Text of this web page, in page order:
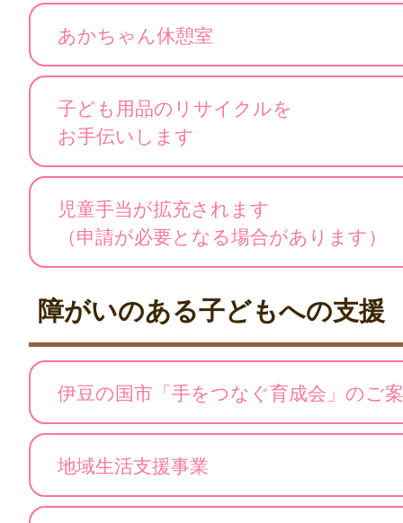
あかちゃん休憩室
子ども用品のリサイクルを
お手伝いします
児童手当が拡充されます
（申請が必要となる場合があります）
障がいのある子どもへの支援
伊豆の国市「手をつなぐ育成会」のご
地域生活支援事業